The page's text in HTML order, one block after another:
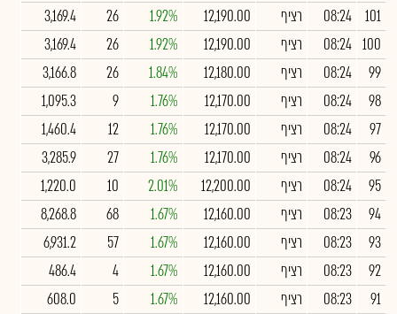
101
08:24 רציף 12,190.00
1.92%
26
3,169.4
100
08:24 רציף 12,190.00
1.92%
26
3,169.4
99
08:24 רציף 12,180.00
1.84%
26
3,166.8
98
08:24 רציף 12,170.00
1.76%
9
1,095.3
97
08:24 רציף 12,170.00
1.76%
12
1,460.4
96
08:24 רציף 12,170.00
1.76%
27
3,285.9
95
08:24 רציף 12,200.00
2.01%
10
1,220.0
94
08:23 רציף 12,160.00
1.67%
68
8,268.8
93
08:23 רציף 12,160.00
1.67%
57
6,931.2
92
08:23 רציף 12,160.00
1.67%
4
486.4
91
08:23 רציף 12,160.00
1.67%
5
608.0